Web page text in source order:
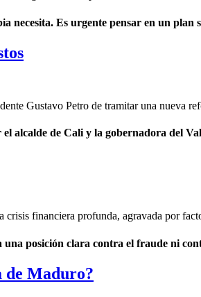
necesita. Es urgente pensar en un plan
Gustavo Petro de tramitar una nueva
alcalde de Cali y la gobernadora del
crisis financiera profunda, agravada por
posición clara contra el fraude ni
de Maduro?